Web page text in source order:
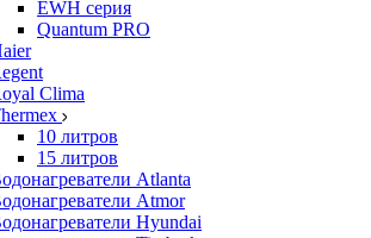
EWH серия
Quantum PRO
Clima
10 литров
15 литров
Atlanta
Atmor
Hyundai